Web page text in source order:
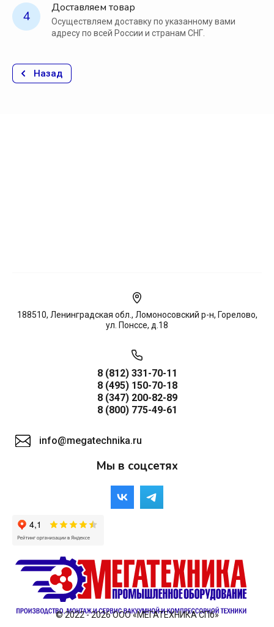
4
Доставляем товар
Осуществляем доставку по указанному вами
адресу по всей России и странам СНГ.
Назад
© 2022 - 2026 ООО «МЕГАТЕХНИКА СПб»
188510, Ленинградская обл., Ломоносовский р-н, Горелово,
ул. Понссе, д.18
8 (812) 331-70-11
8 (495) 150-70-18
8 (347) 200-82-89
8 (800) 775-49-61
info@megatechnika.ru
Мы в соцсетях